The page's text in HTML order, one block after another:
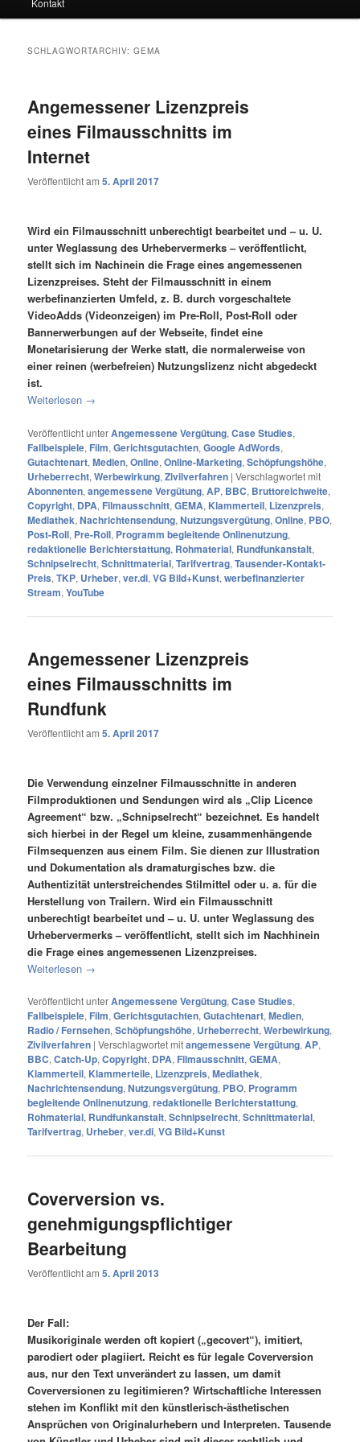
SCHLAGWORTARCHIV:GEMA
Angemessener Lizenzpreis
eines Filmausschnitts im
Internet
Veröffentlicht am5. April 2017
Wird ein Filmausschnitt unberechtigt bearbeitet und – u. U.
unter Weglassung des Urhebervermerks – veröffentlicht,
stellt sich im Nachinein die Frage eines angemessenen
Lizenzpreises. Steht der Filmausschnitt in einem
werbefinanzierten Umfeld, z. B. durch vorgeschaltete
VideoAdds (Videonzeigen) im Pre-Roll, Post-Roll oder
Bannerwerbungen auf der Webseite, findet eine
Monetarisierung der Werke statt, die normalerweise von
einer reinen (werbefreien) Nutzungslizenz nicht abgedeckt
ist.
Weiterlesen →
Veröffentlicht unterAngemessene Vergütung,Case Studies,
Fallbeispiele, Film,Gerichtsgutachten,Google AdWords,
Gutachtenart,Medien,Online,Online-Marketing,Schöpfungshöhe,
Urheberrecht,Werbewirkung,Zivilverfahren |Verschlagwortet mit
Abonnenten,angemessene Vergütung,AP, BBC, Bruttoreichweite,
Copyright, DPA, Filmausschnitt,GEMA, Klammerteil, Lizenzpreis,
Mediathek,Nachrichtensendung,Nutzungsvergütung,Online, PBO,
Post-Roll, Pre-Roll, Programm begleitende Onlinenutzung,
redaktionelle Berichterstattung, Rohmaterial, Rundfunkanstalt,
Schnipselrecht,Schnittmaterial,Tarifvertrag,Tausender-Kontakt-
Preis,TKP, Urheber,ver.di,VG Bild+Kunst,werbefinanzierter
Stream,YouTube
Angemessener Lizenzpreis
eines Filmausschnitts im
Rundfunk
Veröffentlicht am5. April 2017
Die Verwendung einzelner Filmausschnitte in anderen
Filmproduktionen und Sendungen wird als „Clip Licence
Agreement“ bzw. „Schnipselrecht“ bezeichnet. Es handelt
sich hierbei in der Regel um kleine, zusammenhängende
Filmsequenzen aus einem Film. Sie dienen zur Illustration
und Dokumentation als dramaturgisches bzw. die
Authentizität unterstreichendes Stilmittel oder u. a. für die
Herstellung von Trailern. Wird ein Filmausschnitt
unberechtigt bearbeitet und – u. U. unter Weglassung des
Urhebervermerks – veröffentlicht, stellt sich im Nachhinein
die Frage eines angemessenen Lizenzpreises.
Weiterlesen →
Veröffentlicht unterAngemessene Vergütung,Case Studies,
Fallbeispiele, Film,Gerichtsgutachten,Gutachtenart,Medien,
Radio / Fernsehen,Schöpfungshöhe, Urheberrecht,Werbewirkung,
Zivilverfahren |Verschlagwortet mitangemessene Vergütung,AP,
BBC,Catch-Up,Copyright, DPA, Filmausschnitt,GEMA,
Klammerteil, Klammerteile, Lizenzpreis,Mediathek,
Nachrichtensendung,Nutzungsvergütung, PBO, Programm
begleitende Onlinenutzung,redaktionelle Berichterstattung,
Rohmaterial, Rundfunkanstalt,Schnipselrecht,Schnittmaterial,
Tarifvertrag, Urheber,ver.di,VG Bild+Kunst
Coverversion vs.
genehmigungspflichtiger
Bearbeitung
Veröffentlicht am5. April 2013
Der Fall:
Musikoriginale werden oft kopiert („gecovert“), imitiert,
parodiert oder plagiiert. Reicht es für legale Coverversion
aus, nur den Text unverändert zu lassen, um damit
Coverversionen zu legitimieren? Wirtschaftliche Interessen
stehen im Konflikt mit den künstlerisch-ästhetischen
Ansprüchen von Originalurhebern und Interpreten. Tausende